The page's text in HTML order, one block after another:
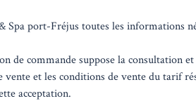
port-Fréjus toutes les informations
de commande suppose la consultation et
vente et les conditions de vente du tarif
acceptation.